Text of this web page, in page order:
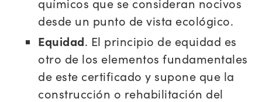
desde un punto de vista ecológico.
Equidad. El principio de equidad es
otro de los elementos fundamentales
de este certificado y supone que la
construcción o rehabilitación del